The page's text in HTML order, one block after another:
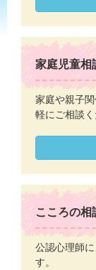
家庭児童相
家庭や親子
軽にご相談く
こころの相
公認心理師
す。